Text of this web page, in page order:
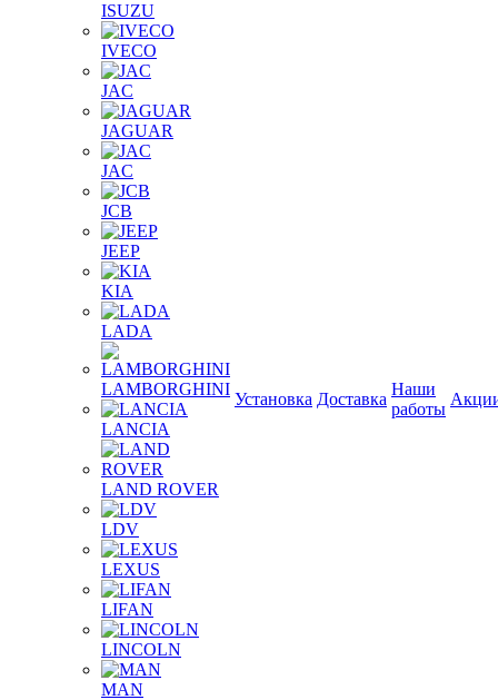
ISUZU
IVECO
JAC
JAGUAR
JAС
JCB
JEEP
KIA
LADA
LAMBORGHINI
LANCIA
LAND ROVER
LDV
LEXUS
LIFAN
LINCOLN
MAN
Установка Доставка
Наши
работы